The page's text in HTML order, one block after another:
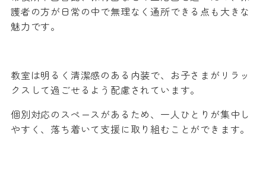
護者の方が日常の中で無理なく通所できる点も大きな
魅力です。
教室は明るく清潔感のある内装で、お子さまがリラッ
クスして過ごせるよう配慮されています。
個別対応のスペースがあるため、一人ひとりが集中し
やすく、落ち着いて支援に取り組むことができます。